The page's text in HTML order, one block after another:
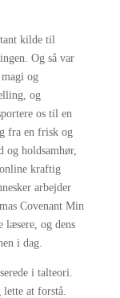
kilde til
Og så var
og
og
os til en
fra en frisk og
og holdsamhør,
kraftig
arbejder
Covenant Min
læsere, og dens
i dag.
i talteori.
at forstå.